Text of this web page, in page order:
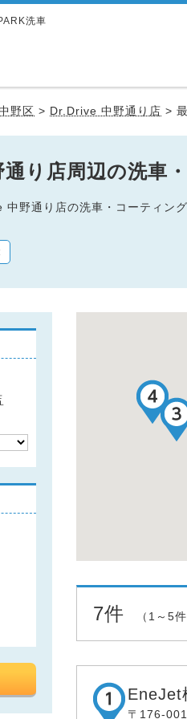
洗車
野区 > Dr.Drive 中野通り店 >
り店周辺の洗車
中野通り店の洗車・コーティン
7件 （1～5件
EneJet
〒176-